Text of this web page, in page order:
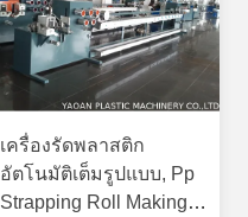
เครื่องรัดพลาสติก
อัตโนมัติเต็มรูปแบบ, Pp
Strapping Roll Making